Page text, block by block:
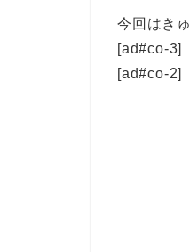
今回はき
[ad#co-3]
[ad#co-2]